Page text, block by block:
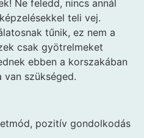
Ne feledd, nincs annál
teli vej.
tűnik, ez nem a
csak gyötrelmeket
ebben a korszakában
van szükséged.